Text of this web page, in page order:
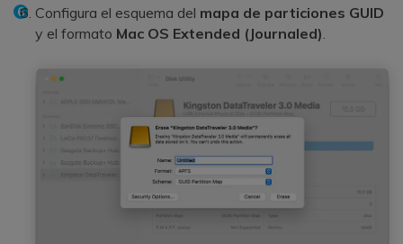
Configura el esquema del mapa de particiones GUID
y el formato Mac OS Extended (Journaled).